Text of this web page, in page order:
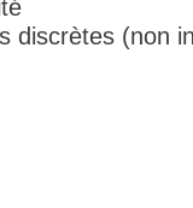
discrètes (non